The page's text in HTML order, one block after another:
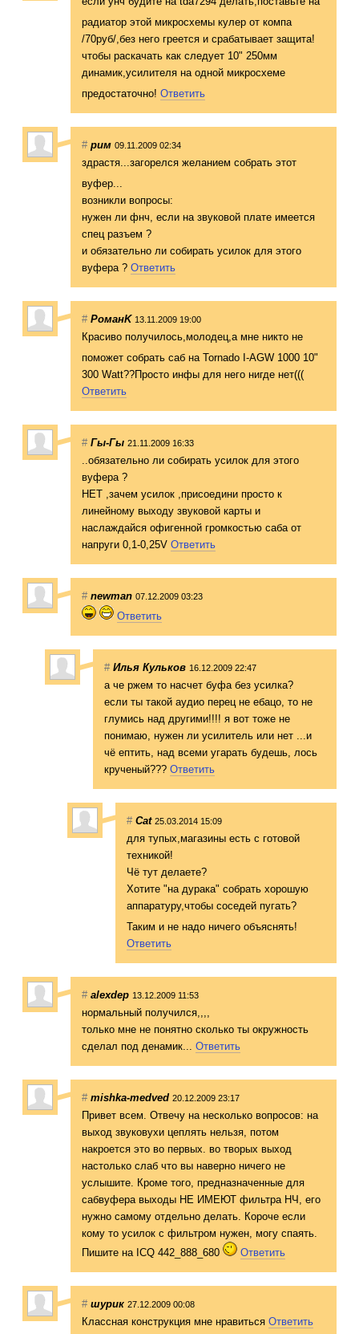
радиатор этой микросхемы кулер от компа
/70руб/,без него греется и срабатывает защита!
чтобы раскачать как следует 10" 250мм
динамик,усилителя на одной микросхеме
предостаточно! Ответить
# рим 09.11.2009 02:34
здрастя...загорелся желанием собрать этот
вуфер...
возникли вопросы:
нужен ли фнч, если на звуковой плате имеется
спец разъем ?
и обязательно ли собирать усилок для этого
вуфера ? Ответить
# РоманK 13.11.2009 19:00
Красиво получилось,молодец,а мне никто не
поможет собрать саб на Tornado I-AGW 1000 10"
300 Watt??Просто инфы для него нигде нет(((
Ответить
# Гы-Гы 21.11.2009 16:33
..обязательно ли собирать усилок для этого
вуфера ?
НЕТ ,зачем усилок ,присоедини просто к
линейному выходу звуковой карты и
наслаждайся офигенной громкостью саба от
напруги 0,1-0,25V Ответить
# newman 07.12.2009 03:23
Ответить
# Илья Кульков 16.12.2009 22:47
а че ржем то насчет буфа без усилка?
если ты такой аудио перец не ебацо, то не
глумись над другими!!!! я вот тоже не
понимаю, нужен ли усилитель или нет ...и
чё ептить, над всеми угарать будешь, лось
крученый??? Ответить
# Cat 25.03.2014 15:09
для тупых,магазины есть с готовой
техникой!
Чё тут делаете?
Хотите "на дурака" собрать хорошую
аппаратуру,чтобы соседей пугать?
Таким и не надо ничего объяснять!
Ответить
# alexdep 13.12.2009 11:53
нормальный получился,,,,
только мне не понятно сколько ты окружность
сделал под денамик... Ответить
# mishka-medved 20.12.2009 23:17
Привет всем. Отвечу на несколько вопросов: на
выход звуковухи цеплять нельзя, потом
накроется это во первых. во творых выход
настолько слаб что вы наверно ничего не
услышите. Кроме того, предназначенные для
сабвуфера выходы НЕ ИМЕЮТ фильтра НЧ, его
нужно самому отдельно делать. Короче если
кому то усилок c фильтром нужен, могу спаять.
Пишите на ICQ 442_888_680
Ответить
# шурик 27.12.2009 00:08
Классная конструкция мне нравиться Ответить